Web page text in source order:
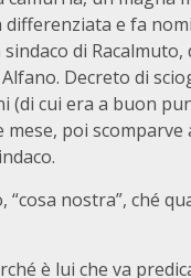
e fa
di
Decreto di
(di cui era a buon
mese, poi
“cosa nostra”, ché
è lui che va